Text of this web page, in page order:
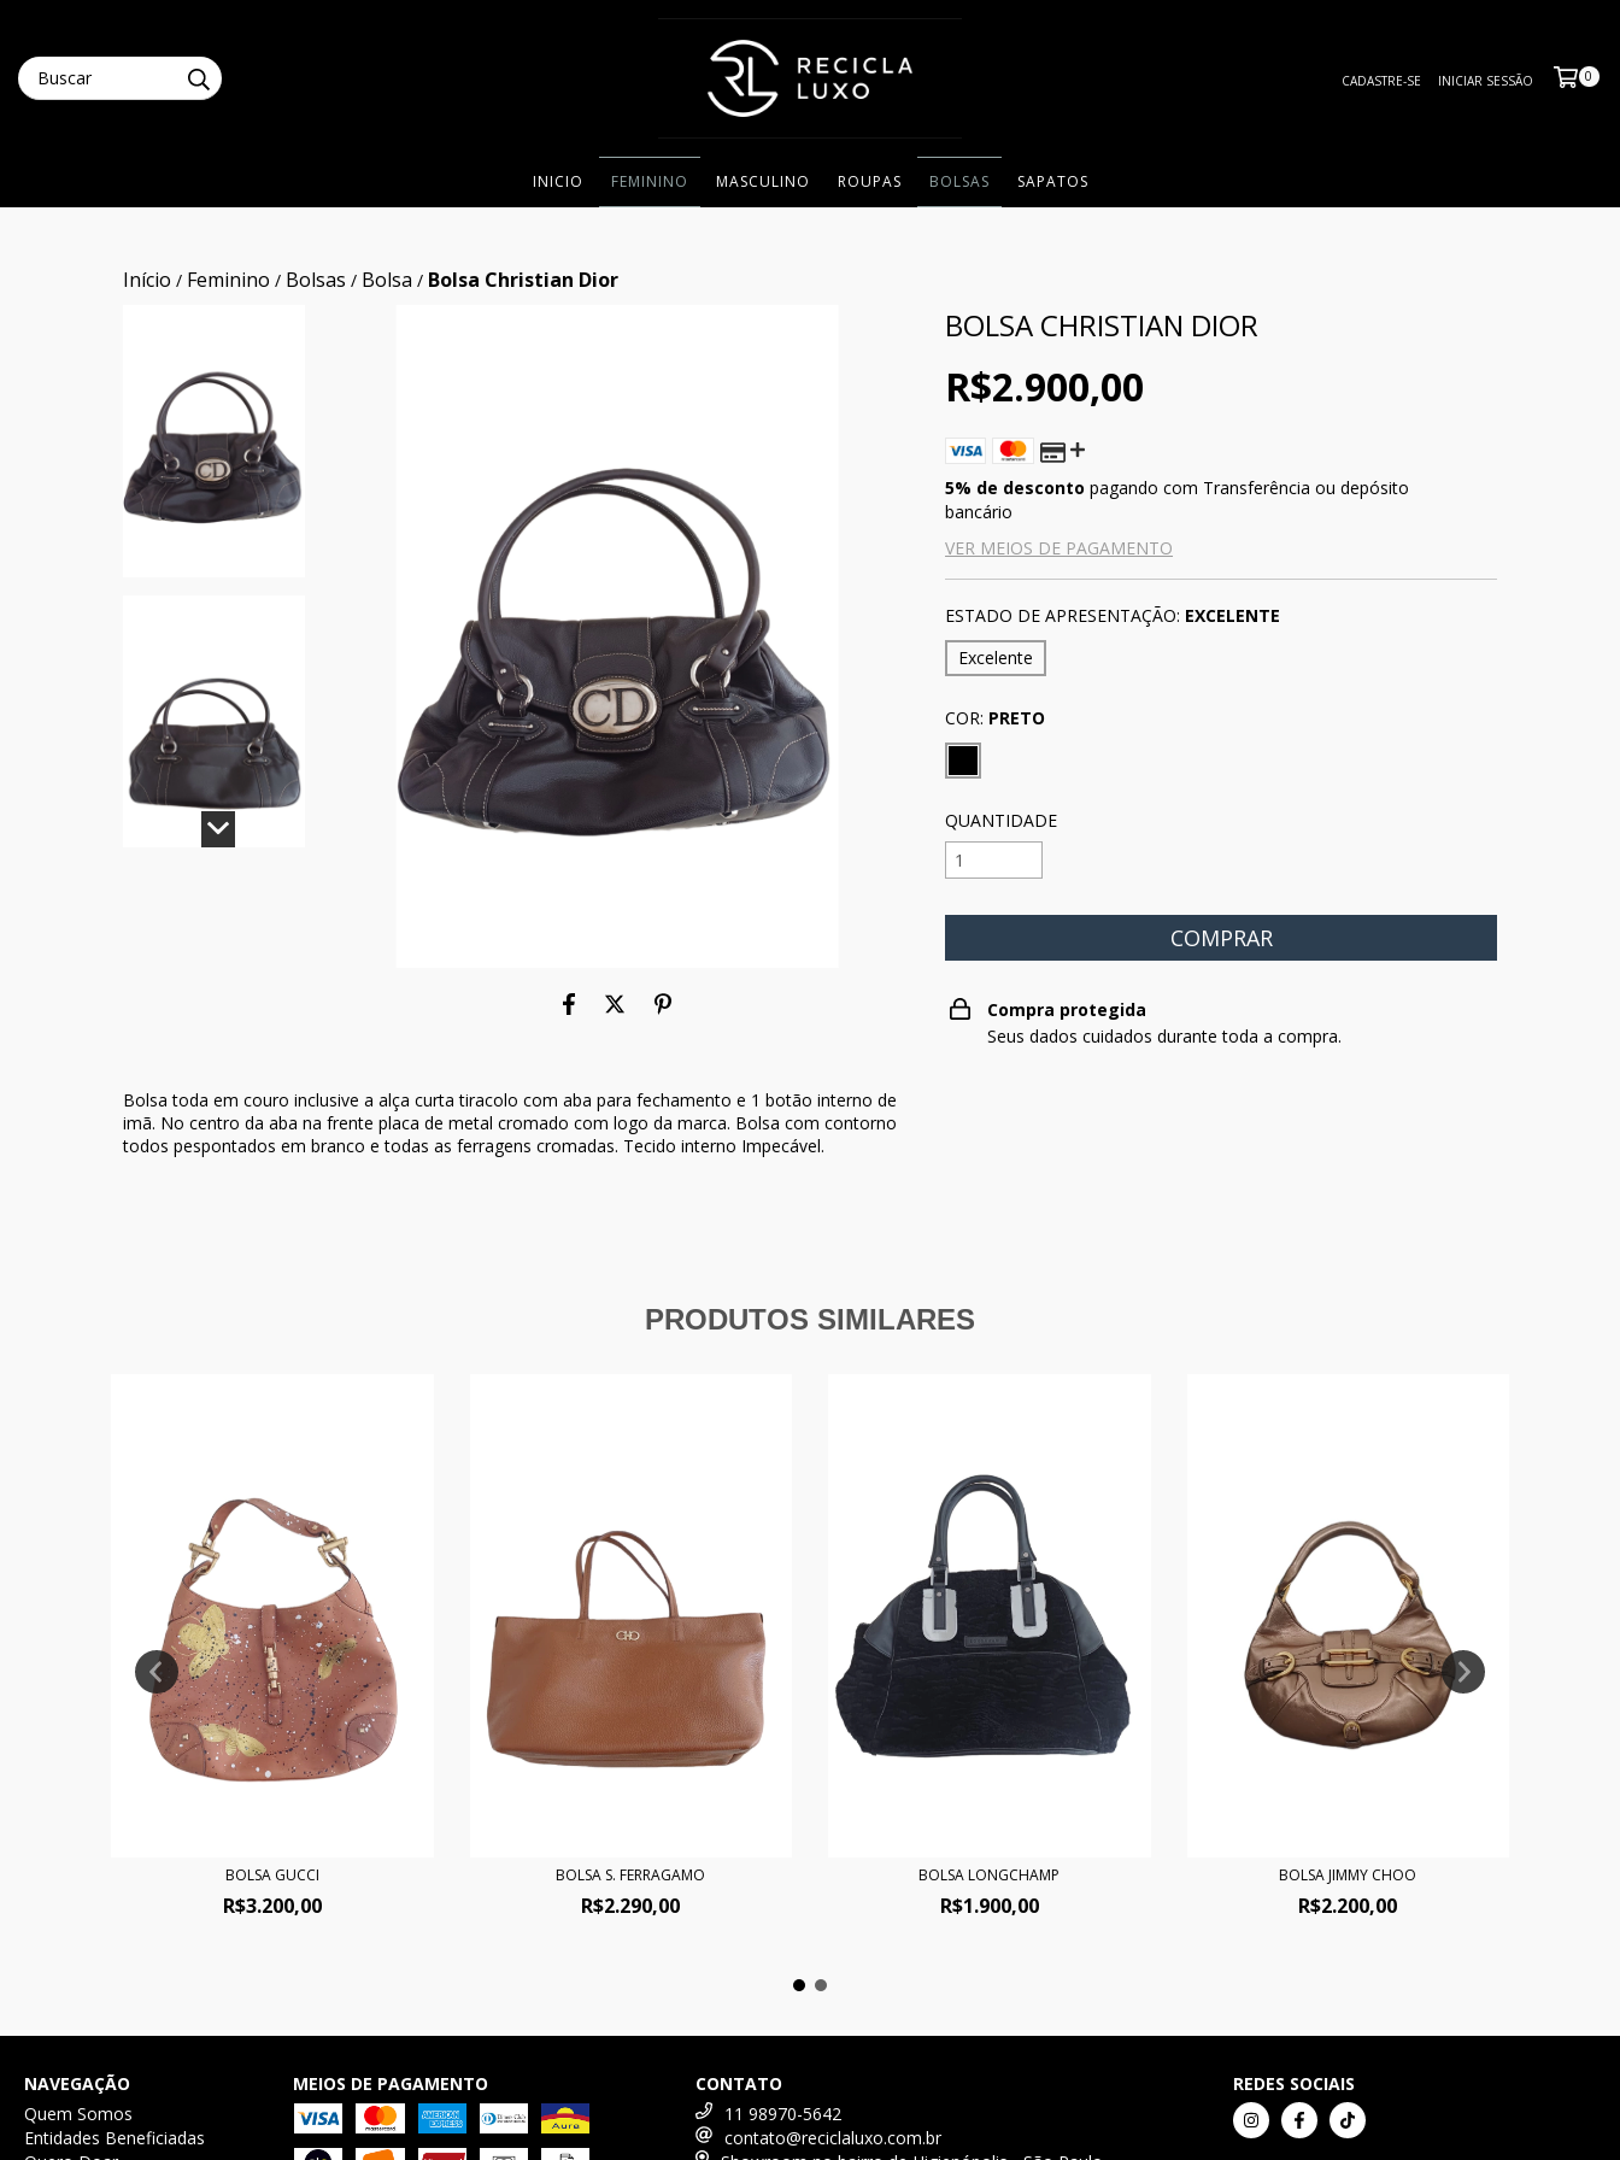
CADASTRE-SE INICIAR SESSÃO 0
INICIO FEMININO MASCULINO ROUPAS BOLSAS SAPATOS
Início / Feminino / Bolsas / Bolsa / Bolsa Christian Dior
Bolsa toda em couro inclusive a alça curta tiracolo com aba para fechamento e 1 botão interno de
imã. No centro da aba na frente placa de metal cromado com logo da marca. Bolsa com contorno
todos pespontados em branco e todas as ferragens cromadas. Tecido interno Impecável.
BOLSA CHRISTIAN DIOR
R$2.900,00
5% de desconto pagando com Transferência ou depósito
bancário
VER MEIOS DE PAGAMENTO
ESTADO DE APRESENTAÇÃO: EXCELENTE
Excelente
COR: PRETO
QUANTIDADE
Compra protegida
Seus dados cuidados durante toda a compra.
PRODUTOS SIMILARES
BOLSA GUCCI
R$3.200,00
BOLSA S. FERRAGAMO
R$2.290,00
BOLSA LONGCHAMP
R$1.900,00
BOLSA JIMMY CHOO
R$2.200,00
NAVEGAÇÃO
Quem Somos
Entidades Beneficiadas
MEIOS DE PAGAMENTO
CONTATO
11 98970-5642
contato@reciclaluxo.com.br
REDES SOCIAIS